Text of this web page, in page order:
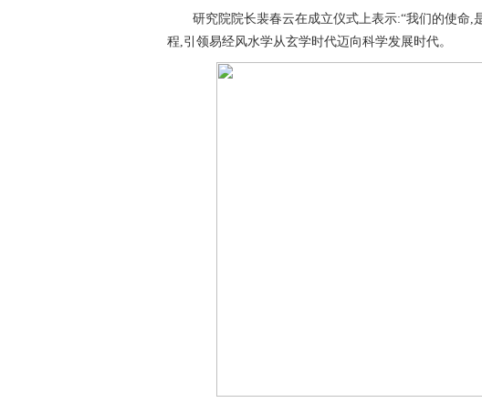
研究院院长裴春云在成立仪式上表示:“我们的使命,
程,引领易经风水学从玄学时代迈向科学发展时代。